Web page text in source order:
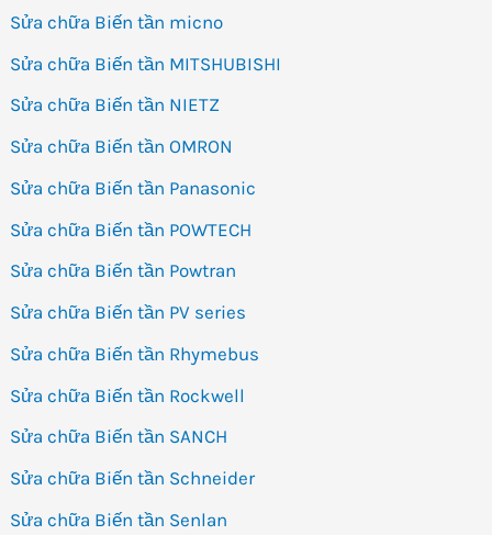
Sửa chữa Biến tần micno
Sửa chữa Biến tần MITSHUBISHI
Sửa chữa Biến tần NIETZ
Sửa chữa Biến tần OMRON
Sửa chữa Biến tần Panasonic
Sửa chữa Biến tần POWTECH
Sửa chữa Biến tần Powtran
Sửa chữa Biến tần PV series
Sửa chữa Biến tần Rhymebus
Sửa chữa Biến tần Rockwell
Sửa chữa Biến tần SANCH
Sửa chữa Biến tần Schneider
Sửa chữa Biến tần Senlan